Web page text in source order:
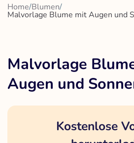
Home/Blumen/
Malvorlage Blume mit Augen und
Malvorlage
Augen und
Kostenlose